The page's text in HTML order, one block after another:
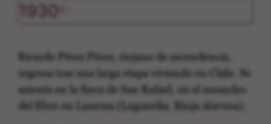
1930
Ricardo Pérez Pérez, riojano de ascendencia,
regresa tras una larga etapa viviendo en Chile. Se
asienta en la finca de San Rafael, en el meandro
del Ebro en Laserna (Laguardia, Rioja Alavesa).